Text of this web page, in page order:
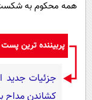
همه محکوم به شکست
پربیننده ترین
جزئیات جدید